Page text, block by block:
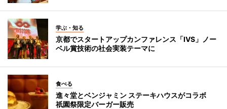
学ぶ・知る
京都でスタートアップカンファレンス「IVS」ノー
ベル賞技術の社会実装テーマに
食べる
進々堂とベンジャミン ステーキハウスがコラボ
祇園祭限定バーガー販売